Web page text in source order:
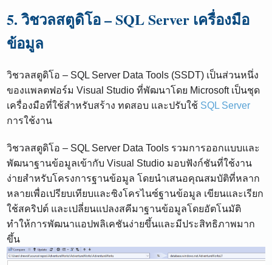
5. วิชวลสตูดิโอ – SQL Server เครื่องมือ
ข้อมูล
วิชวลสตูดิโอ – SQL Server Data Tools (SSDT) ​​เป็นส่วนหนึ่ง
ของแพลตฟอร์ม Visual Studio ที่พัฒนาโดย Microsoft เป็นชุด
เครื่องมือที่ใช้สำหรับสร้าง ทดสอบ และปรับใช้ SQL Server
การใช้งาน
วิชวลสตูดิโอ – SQL Server Data Tools รวมการออกแบบและ
พัฒนาฐานข้อมูลเข้ากับ Visual Studio มอบฟังก์ชันที่ใช้งาน
ง่ายสำหรับโครงการฐานข้อมูล โดยนำเสนอคุณสมบัติที่หลาก
หลายเพื่อเปรียบเทียบและซิงโครไนซ์ฐานข้อมูล เขียนและเรียก
ใช้สคริปต์ และเปลี่ยนแปลงสคีมาฐานข้อมูลโดยอัตโนมัติ
ทำให้การพัฒนาแอปพลิเคชันง่ายขึ้นและมีประสิทธิภาพมาก
ขึ้น